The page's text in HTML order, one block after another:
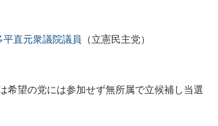
平直元衆議院議員 （立憲民主党）
希望の党には参加せず無所属で立候補し当選